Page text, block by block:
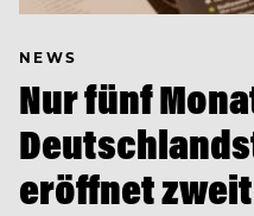
NEWS
Nur fünf
eröffnet